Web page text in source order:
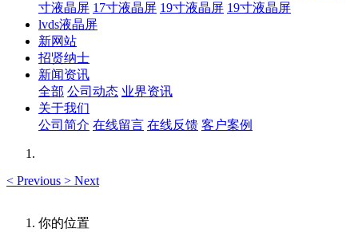
寸液晶屏 17寸液晶屏 19寸液晶屏 19寸液晶屏
lvds液晶屏
新网站
招贤纳士
新闻资讯
全部 公司动态 业界资讯
关于我们
公司简介 在线留言 在线反馈 客户案例
< Previous > Next
你的位置